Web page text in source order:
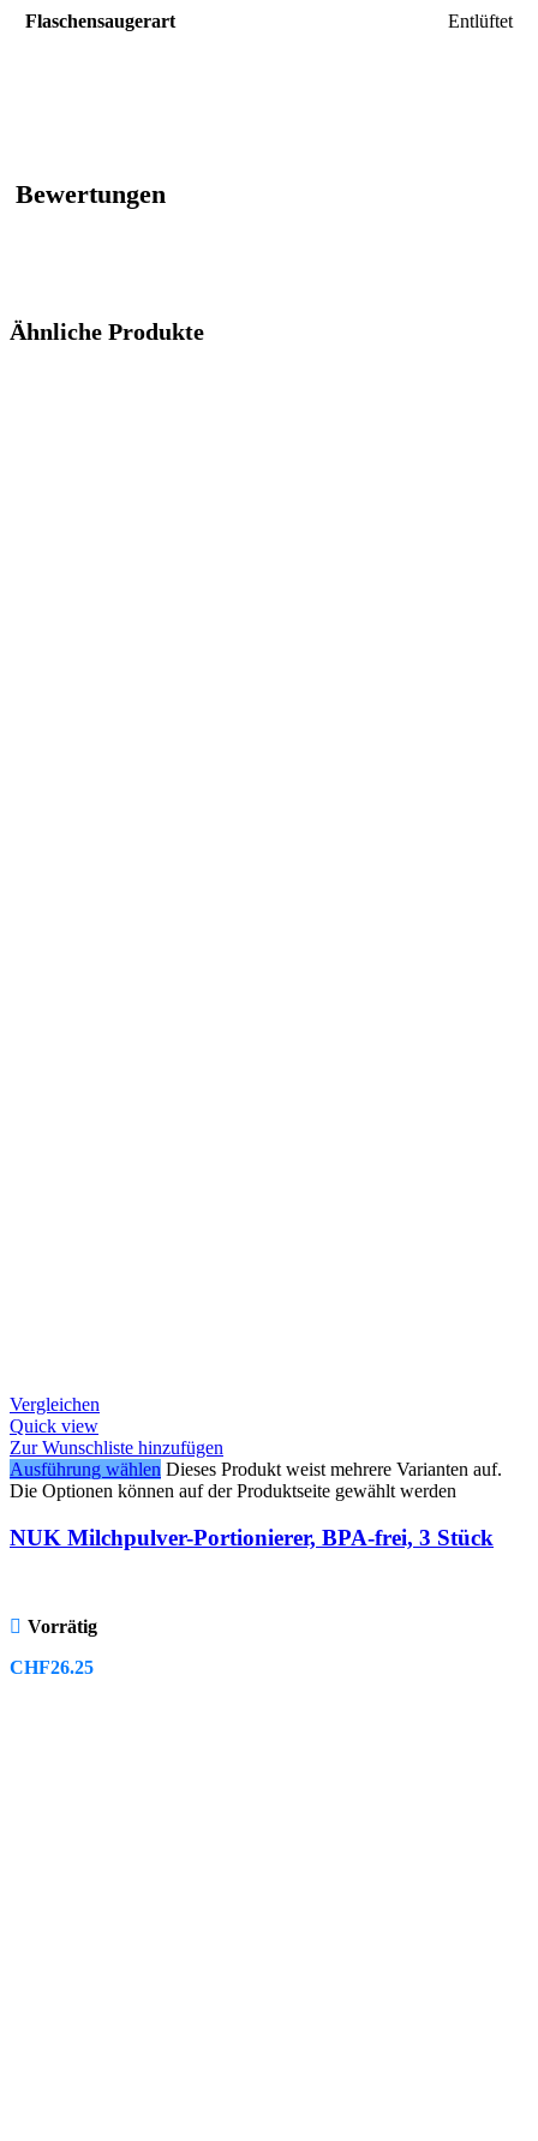
Flaschensaugerart ‎Entlüftet
Bewertungen
Ähnliche Produkte
Vergleichen
Quick view
Zur Wunschliste hinzufügen
Ausführung wählen Dieses Produkt weist mehrere Varianten auf.
Die Optionen können auf der Produktseite gewählt werden
NUK Milchpulver-Portionierer, BPA-frei, 3 Stück
Vorrätig
CHF26.25